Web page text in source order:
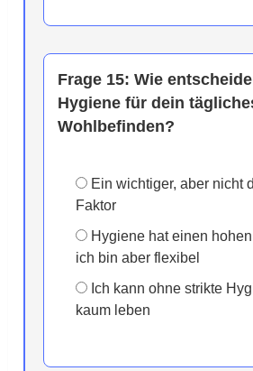
Frage 15: Wie
Hygiene für dein
Wohlbefinden?
Ein wichtiger, aber nicht
Faktor
Hygiene hat einen
ich bin aber flexibel
Ich kann ohne strikte
kaum leben